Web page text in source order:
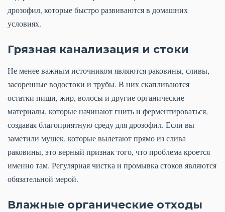
дрозофил, которые быстро развиваются в домашних
условиях.
Грязная канализация и стоки
Не менее важным источником являются раковины, сливы,
засоренные водостоки и трубы. В них скапливаются
остатки пищи, жир, волосы и другие органические
материалы, которые начинают гнить и ферментироваться,
создавая благоприятную среду для дрозофил. Если вы
заметили мушек, которые вылетают прямо из слива
раковины, это верный признак того, что проблема кроется
именно там. Регулярная чистка и промывка стоков являются
обязательной мерой.
Влажные органические отходы